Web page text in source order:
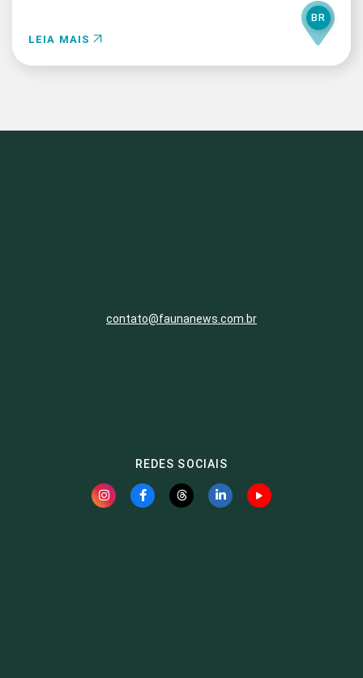
LEIA MAIS
BR
contato@faunanews.com.br
REDES SOCIAIS